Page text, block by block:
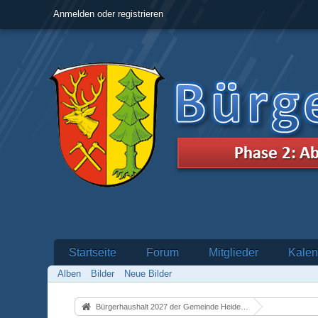
Anmelden oder registrieren
Startseite Forum Mitglieder
Alben Bilder Neue Bilder
Bürgerhaushalt 2027 der Gemeinde Heidenrod